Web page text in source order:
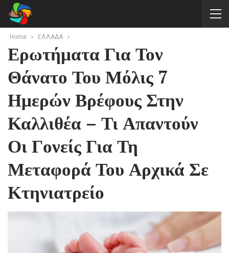
Home ΕΛΛΑΔΑ
Ερωτήματα Για Τον
Θάνατο Του Μόλις 7
Ημερών Βρέφους Στην
Καλλιθέα – Τι Απαντούν
Οι Γονείς Για Τη
Μεταφορά Του Αρχικά Σε
Κτηνιατρείο